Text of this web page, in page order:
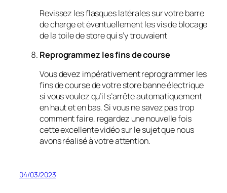
Revissez les flasques latérales sur votre barre
de charge et éventuellement les vis de blocage
de la toile de store qui s’y trouvaient
Reprogrammez les fins de course
Vous devez impérativement reprogrammer les
fins de course de votre store banne électrique
si vous voulez qu’il s’arrête automatiquement
en haut et en bas. Si vous ne savez pas trop
comment faire, regardez une nouvelle fois
cette excellente vidéo sur le sujet que nous
avons réalisé à votre attention.
04/03/2023